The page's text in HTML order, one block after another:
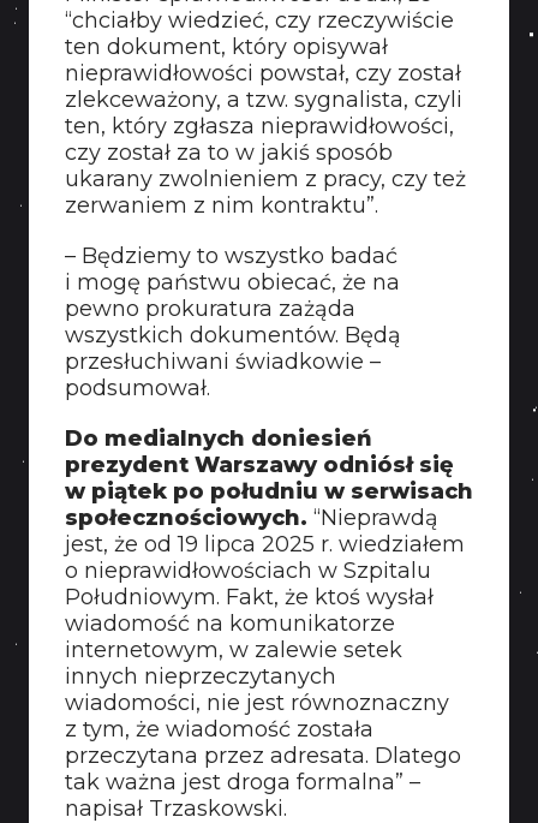
“chciałby wiedzieć, czy rzeczywiście
ten dokument, który opisywał
nieprawidłowości powstał, czy został
zlekceważony, a tzw. sygnalista, czyli
ten, który zgłasza nieprawidłowości,
czy został za to w jakiś sposób
ukarany zwolnieniem z pracy, czy też
zerwaniem z nim kontraktu”.
– Będziemy to wszystko badać
i mogę państwu obiecać, że na
pewno prokuratura zażąda
wszystkich dokumentów. Będą
przesłuchiwani świadkowie –
podsumował.
Do medialnych doniesień
prezydent Warszawy odniósł się
w piątek po południu w serwisach
społecznościowych. “Nieprawdą
jest, że od 19 lipca 2025 r. wiedziałem
o nieprawidłowościach w Szpitalu
Południowym. Fakt, że ktoś wysłał
wiadomość na komunikatorze
internetowym, w zalewie setek
innych nieprzeczytanych
wiadomości, nie jest równoznaczny
z tym, że wiadomość została
przeczytana przez adresata. Dlatego
tak ważna jest droga formalna” –
napisał Trzaskowski.